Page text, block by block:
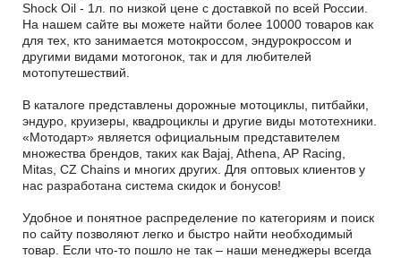
Shock Oil - 1л. по низкой цене с доставкой по всей России.
На нашем сайте вы можете найти более 10000 товаров как
для тех, кто занимается мотокроссом, эндурокроссом и
другими видами мотогонок, так и для любителей
мотопутешествий.
В каталоге представлены дорожные мотоциклы, питбайки,
эндуро, круизеры, квадроциклы и другие виды мототехники.
«Мотодарт» является официальным представителем
множества брендов, таких как Bajaj, Athena, AP Racing,
Mitas, CZ Chains и многих других. Для оптовых клиентов у
нас разработана система скидок и бонусов!
Удобное и понятное распределение по категориям и поиск
по сайту позволяют легко и быстро найти необходимый
товар. Если что-то пошло не так – наши менеджеры всегда